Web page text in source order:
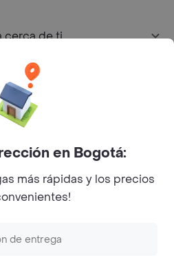
cerca de ti
Facebook
Twitter
Instagram
All rights reserved.
en Bogotá:
más rápidas y los precios